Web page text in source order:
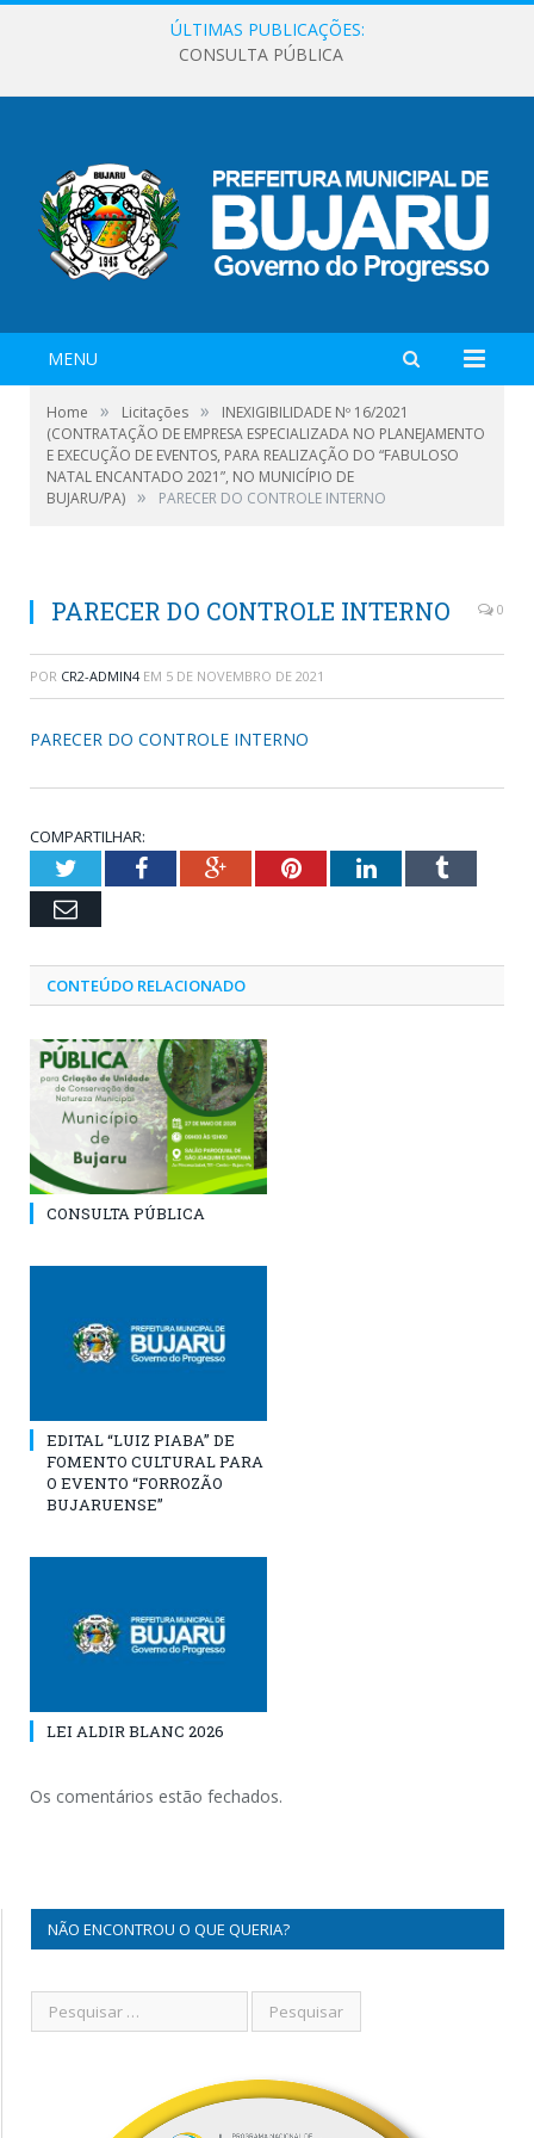
ÚLTIMAS PUBLICAÇÕES:
CONSULTA PÚBLICA
MENU
Home » Licitações »
INEXIGIBILIDADE Nº 16/2021
(CONTRATAÇÃO DE EMPRESA ESPECIALIZADA NO PLANEJAMENTO
E EXECUÇÃO DE EVENTOS, PARA REALIZAÇÃO DO “FABULOSO
NATAL ENCANTADO 2021”, NO MUNICÍPIO DE
BUJARU/PA) » PARECER DO CONTROLE INTERNO
PARECER DO CONTROLE INTERNO 0
POR CR2-ADMIN4 EM 5 DE NOVEMBRO DE 2021
PARECER DO CONTROLE INTERNO
COMPARTILHAR:
TwitterFacebookGoogle+PinterestLinkedInTumblr
Email
CONTEÚDO RELACIONADO
CONSULTA PÚBLICA
EDITAL “LUIZ PIABA” DE
FOMENTO CULTURAL PARA
O EVENTO “FORROZÃO
BUJARUENSE”
LEI ALDIR BLANC 2026
Os comentários estão fechados.
NÃO ENCONTROU O QUE QUERIA?